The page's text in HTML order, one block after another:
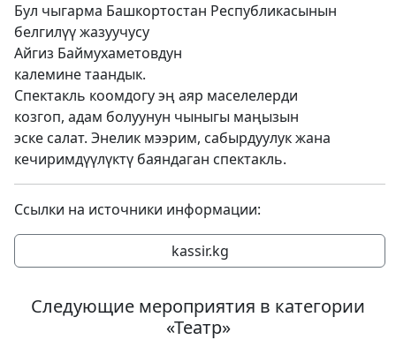
Бул чыгарма Башкортостан Республикасынын
белгилүү жазуучусу
Айгиз Баймухаметовдун
калемине таандык.
Спектакль коомдогу эң аяр маселелерди
козгоп, адам болуунун чыныгы маңызын
эске салат. Энелик мээрим, сабырдуулук жана
кечиримдүүлүктү баяндаган спектакль.
Ссылки на источники информации:
kassir.kg
Следующие мероприятия в категории
«Театр»